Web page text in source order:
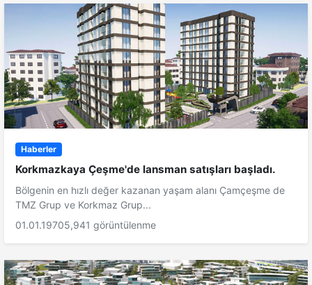
Haberler
Korkmazkaya Çeşme'de lansman satışları başladı.
Bölgenin en hızlı değer kazanan yaşam alanı Çamçeşme de
TMZ Grup ve Korkmaz Grup...
01.01.19705,941 görüntülenme